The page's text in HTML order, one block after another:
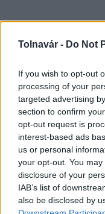
Tolnavár - Do Not
If you wish to opt-out
processing of your
targeted advertising
section to confirm
opt-out request is
interest-based ads
us or personal
your opt-out. You
disclosure of your
IAB’s list of
also be disclosed by
Az atomerőmű
Duna vizét némileg